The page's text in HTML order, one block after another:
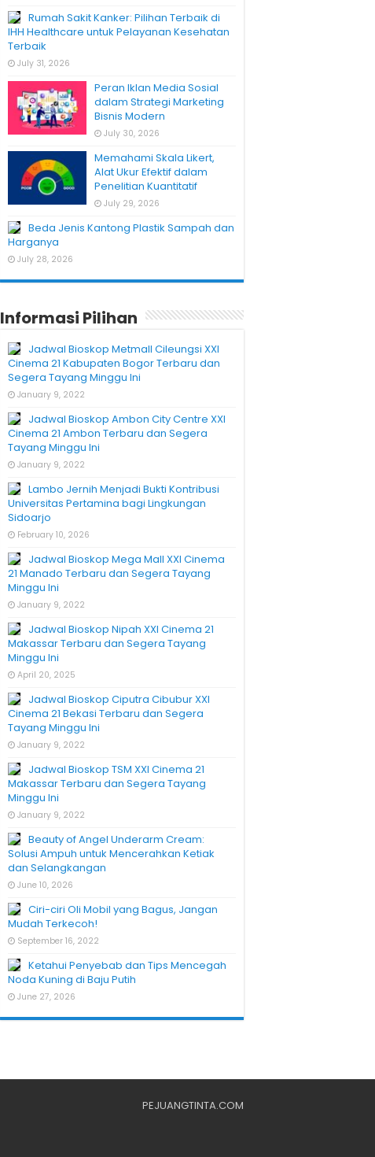
Rumah Sakit Kanker: Pilihan Terbaik di
IHH Healthcare untuk Pelayanan Kesehatan
Terbaik
July 31, 2026
Peran Iklan Media Sosial
dalam Strategi Marketing
Bisnis Modern
July 30, 2026
Memahami Skala Likert,
Alat Ukur Efektif dalam
Penelitian Kuantitatif
July 29, 2026
Beda Jenis Kantong Plastik Sampah dan
Harganya
July 28, 2026
Informasi Pilihan
Jadwal Bioskop Metmall Cileungsi XXI
Cinema 21 Kabupaten Bogor Terbaru dan
Segera Tayang Minggu Ini
January 9, 2022
Jadwal Bioskop Ambon City Centre XXI
Cinema 21 Ambon Terbaru dan Segera
Tayang Minggu Ini
January 9, 2022
Lambo Jernih Menjadi Bukti Kontribusi
Universitas Pertamina bagi Lingkungan
Sidoarjo
February 10, 2026
Jadwal Bioskop Mega Mall XXI Cinema
21 Manado Terbaru dan Segera Tayang
Minggu Ini
January 9, 2022
Jadwal Bioskop Nipah XXI Cinema 21
Makassar Terbaru dan Segera Tayang
Minggu Ini
April 20, 2025
Jadwal Bioskop Ciputra Cibubur XXI
Cinema 21 Bekasi Terbaru dan Segera
Tayang Minggu Ini
January 9, 2022
Jadwal Bioskop TSM XXI Cinema 21
Makassar Terbaru dan Segera Tayang
Minggu Ini
January 9, 2022
Beauty of Angel Underarm Cream:
Solusi Ampuh untuk Mencerahkan Ketiak
dan Selangkangan
June 10, 2026
Ciri-ciri Oli Mobil yang Bagus, Jangan
Mudah Terkecoh!
September 16, 2022
Ketahui Penyebab dan Tips Mencegah
Noda Kuning di Baju Putih
June 27, 2026
PEJUANGTINTA.COM